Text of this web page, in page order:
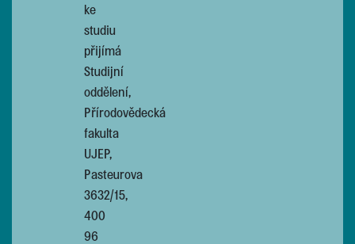
ke
studiu
přijímá
Studijní
oddělení,
Přírodovědecká
fakulta
UJEP,
Pasteurova
3632/15,
400
96